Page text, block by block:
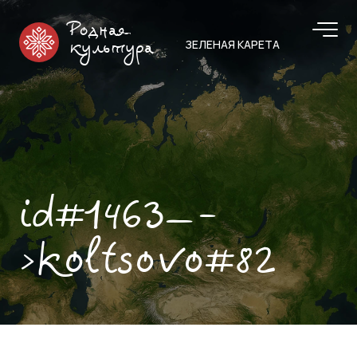
Родная
культура
ЗЕЛЕНАЯ КАРЕТА
id#1463—-
>koltsovo#82